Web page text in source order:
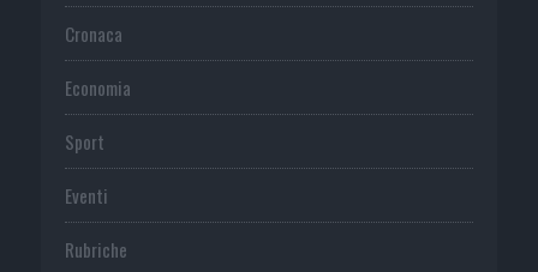
Cronaca
Economia
Sport
Eventi
Rubriche